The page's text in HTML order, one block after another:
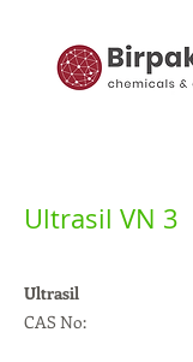
Ultrasil VN 3
Ultrasil
CAS No: